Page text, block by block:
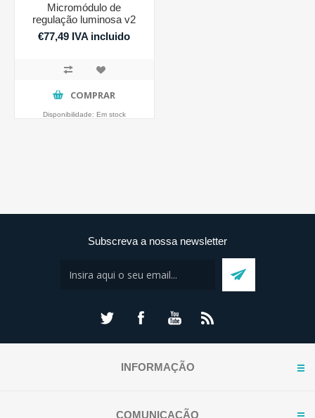
Micromódulo de
regulação luminosa v2
€77,49 IVA incluido
COMPRAR
Disponibilidade: Em stock
Subscreva a nossa newsletter
INFORMAÇÃO
COMUNICAÇÃO